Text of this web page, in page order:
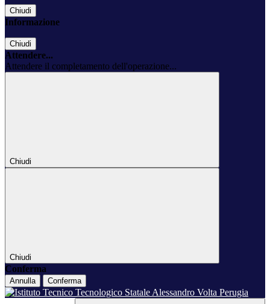
Chiudi
Informazione
Chiudi
Attendere...
Attendere il completamento dell'operazione...
Chiudi
Chiudi
Conferma
Annulla Conferma